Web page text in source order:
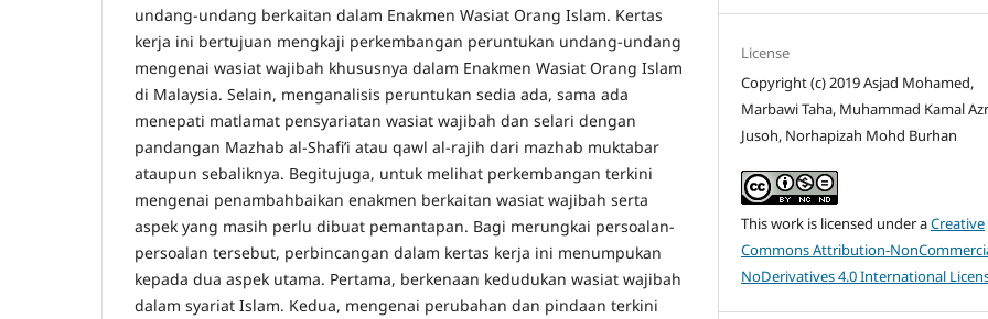
undang-undang berkaitan dalam Enakmen Wasiat Orang Islam. Kertas
kerja ini bertujuan mengkaji perkembangan peruntukan undang-undang
mengenai wasiat wajibah khususnya dalam Enakmen Wasiat Orang Islam
di Malaysia. Selain, menganalisis peruntukan sedia ada, sama ada
menepati matlamat pensyariatan wasiat wajibah dan selari dengan
pandangan Mazhab al-Shafi’i atau qawl al-rajih dari mazhab muktabar
ataupun sebaliknya. Begitujuga, untuk melihat perkembangan terkini
mengenai penambahbaikan enakmen berkaitan wasiat wajibah serta
aspek yang masih perlu dibuat pemantapan. Bagi merungkai persoalan-
persoalan tersebut, perbincangan dalam kertas kerja ini menumpukan
kepada dua aspek utama. Pertama, berkenaan kedudukan wasiat wajibah
dalam syariat Islam. Kedua, mengenai perubahan dan pindaan terkini
License
Copyright (c) 2019 Asjad Mohamed,
Marbawi Taha, Muhammad Kamal
Jusoh, Norhapizah Mohd Burhan
This work is licensed under aCreative
Commons Attribution-
NoDerivatives 4.0 International